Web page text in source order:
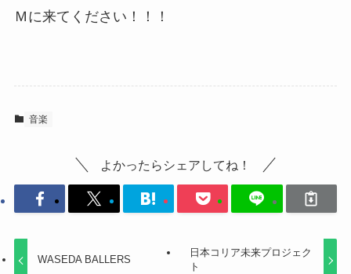
Ｍに来てください！！！
音楽
よかったらシェアしてね！
WASEDA BALLERS
日本コリア未来プロジェク
ト